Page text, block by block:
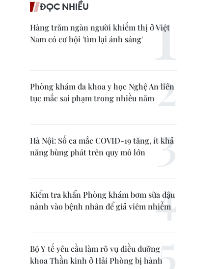
ĐỌC NHIỀU
Hàng trăm ngàn người khiếm thị ở Việt
Nam có cơ hội 'tìm lại ánh sáng'
Phòng khám đa khoa y học Nghệ An liên
tục mắc sai phạm trong nhiều năm
Hà Nội: Số ca mắc COVID-19 tăng, ít khả
năng bùng phát trên quy mô lớn
Kiểm tra khẩn Phòng khám bơm sữa đậu
nành vào bệnh nhân để giả viêm nhiễm
Bộ Y tế yêu cầu làm rõ vụ điều dưỡng
khoa Thần kinh ở Hải Phòng bị hành